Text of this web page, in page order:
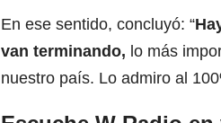
En ese sentido, concluyó: “
van terminando, lo más
nuestro país. Lo admiro al